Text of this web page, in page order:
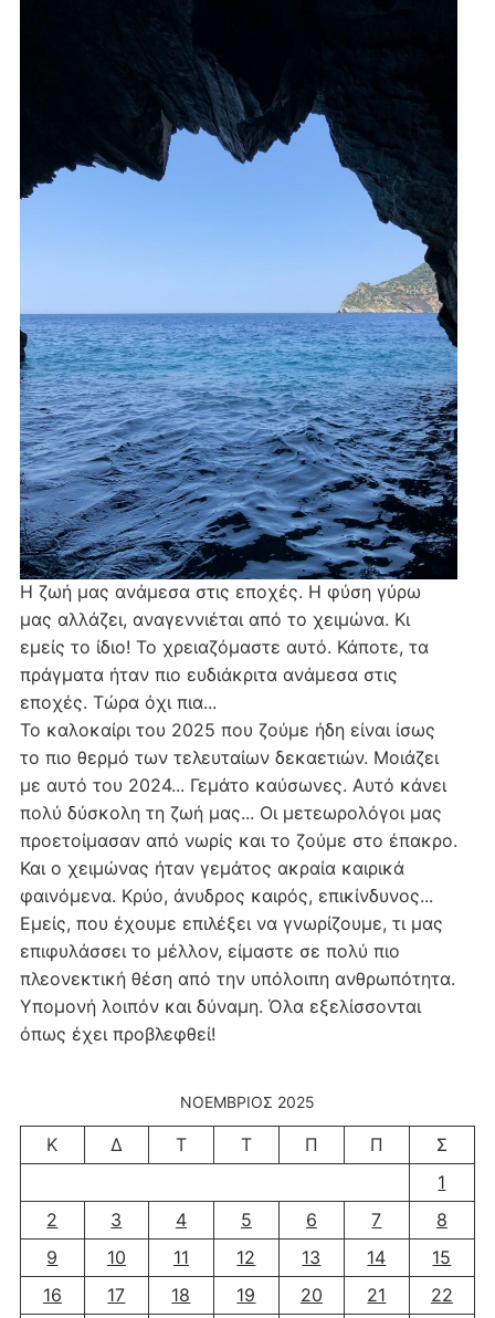
Η ζωή μας ανάμεσα στις εποχές. Η φύση γύρω
μας αλλάζει, αναγεννιέται από το χειμώνα. Κι
εμείς το ίδιο! Το χρειαζόμαστε αυτό. Κάποτε, τα
πράγματα ήταν πιο ευδιάκριτα ανάμεσα στις
εποχές. Τώρα όχι πια...
Το καλοκαίρι του 2025 που ζούμε ήδη είναι ίσως
το πιο θερμό των τελευταίων δεκαετιών. Μοιάζει
με αυτό του 2024... Γεμάτο καύσωνες. Αυτό κάνει
πολύ δύσκολη τη ζωή μας... Οι μετεωρολόγοι μας
προετοίμασαν από νωρίς και το ζούμε στο έπακρο.
Και ο χειμώνας ήταν γεμάτος ακραία καιρικά
φαινόμενα. Κρύο, άνυδρος καιρός, επικίνδυνος...
Εμείς, που έχουμε επιλέξει να γνωρίζουμε, τι μας
επιφυλάσσει το μέλλον, είμαστε σε πολύ πιο
πλεονεκτική θέση από την υπόλοιπη ανθρωπότητα.
Υπομονή λοιπόν και δύναμη. Όλα εξελίσσονται
όπως έχει προβλεφθεί!
ΝΟΈΜΒΡΙΟΣ 2025
Κ Δ Τ Τ Π Π
Σ
1
2
3 4 5 6 7
8
9
10 11 12 13 14
15
16
17 18 19 20 21
22